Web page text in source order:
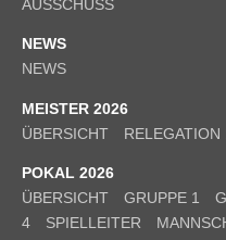
AUSSCHUSS
NEWS
NEWS
MEISTER 2026
ÜBERSICHT
RELEGATION
POKAL 2026
ÜBERSICHT
GRUPPE 1
4
SPIELLEITER